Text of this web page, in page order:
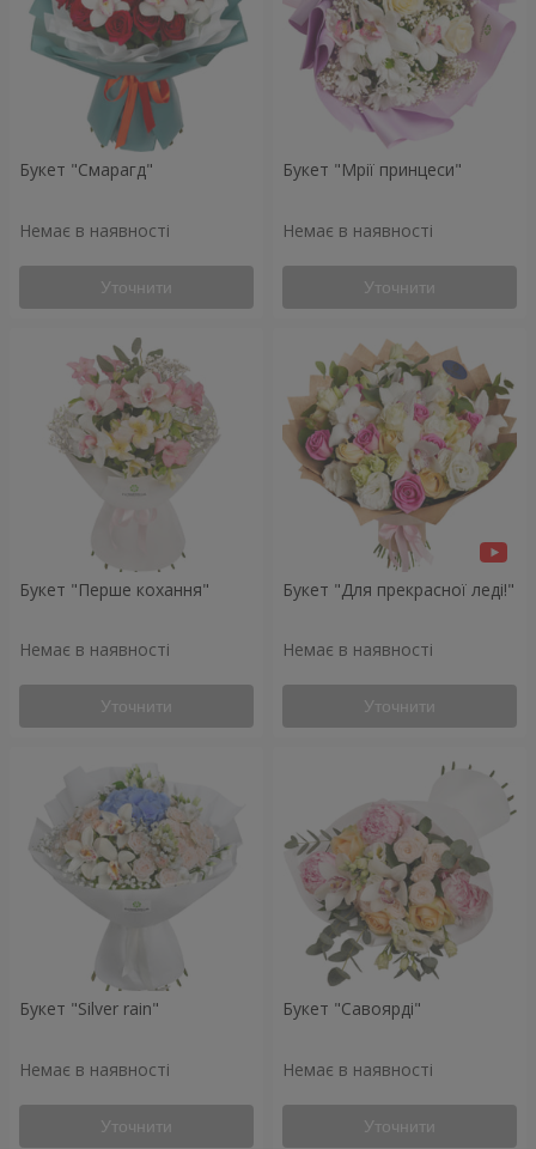
Букет "Смарагд"
Немає в наявності
Уточнити
Букет "Мрії принцеси"
Немає в наявності
Уточнити
Букет "Перше кохання"
Немає в наявності
Уточнити
Букет "Для прекрасної леді!"
Немає в наявності
Уточнити
Букет "Silver rain"
Немає в наявності
Уточнити
Букет "Савоярді"
Немає в наявності
Уточнити